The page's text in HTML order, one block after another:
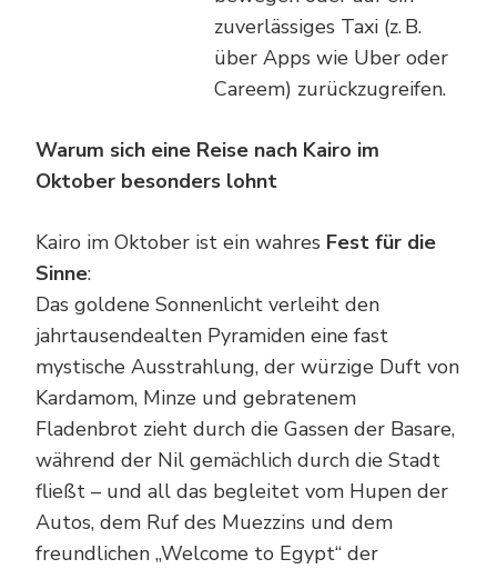
zuverlässiges Taxi (z. B.
über Apps wie Uber oder
Careem) zurückzugreifen.
Warum sich eine Reise nach Kairo im
Oktober besonders lohnt
Kairo im Oktober ist ein wahres Fest für die
Sinne:
Das goldene Sonnenlicht verleiht den
jahrtausendealten Pyramiden eine fast
mystische Ausstrahlung, der würzige Duft von
Kardamom, Minze und gebratenem
Fladenbrot zieht durch die Gassen der Basare,
während der Nil gemächlich durch die Stadt
fließt – und all das begleitet vom Hupen der
Autos, dem Ruf des Muezzins und dem
freundlichen „Welcome to Egypt“ der